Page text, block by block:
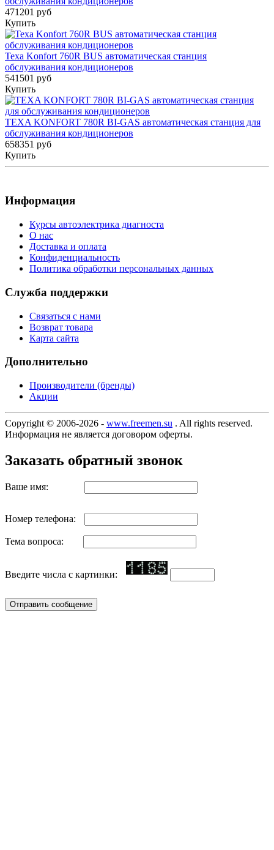
471201 руб
Купить
Texa Konfort 760R BUS автоматическая станция
обслуживания кондиционеров
541501 руб
Купить
TEXA KONFORT 780R BI-GAS автоматическая станция для
обслуживания кондиционеров
658351 руб
Купить
Информация
Курсы автоэлектрика диагноста
О нас
Доставка и оплата
Конфиденциальность
Политика обработки персональных данных
Служба поддержки
Связаться с нами
Возврат товара
Карта сайта
Дополнительно
Производители (бренды)
Акции
Copyright © 2006-2026 - www.freemen.su . All rights reserved.
Информация не является договором оферты.
Заказать обратный звонок
Ваше имя:
Номер телефона:
Тема вопроса:
Введите числа с картинки: